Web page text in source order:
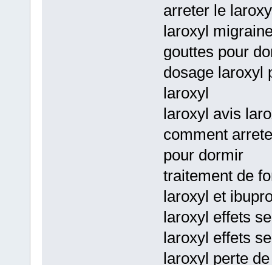
arreter le
laroxyl
gouttes pour
dosage laroxyl
laroxyl
laroxyl avis
comment
pour dormir
traitement de
laroxyl et
laroxyl effets
laroxyl effets
laroxyl perte